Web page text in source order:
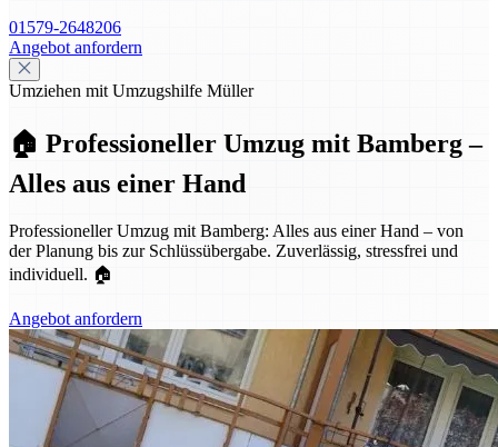
01579-2648206
Angebot anfordern
Umziehen mit Umzugshilfe Müller
🏠 Professioneller Umzug mit Bamberg –
Alles aus einer Hand
Professioneller Umzug mit Bamberg: Alles aus einer Hand – von
der Planung bis zur Schlüssübergabe. Zuverlässig, stressfrei und
individuell. 🏠
Angebot anfordern